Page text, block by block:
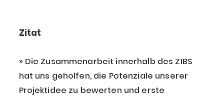
Zitat
Die Zusammenarbeit innerhalb des ZIBS
hat uns geholfen, die Potenziale unserer
Projektidee zu bewerten und erste